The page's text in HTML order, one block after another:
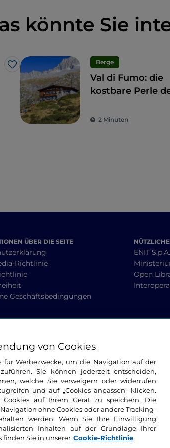
könnte Sie
Like
Berge
Val di Fumo: die
kostbare Perle
Trentino
2 Minuten
ÜBER DIE SEITE
Richtlinie
Geschäftsbedingungen
ENIT S.p.A.
Open
von Cookies
für Werbezwecke, um die Navigation auf der
Sie können jederzeit entscheiden,
welche Sie verweigern oder widerrufen
und auf „Cookies anpassen“ klicken.
auf Ihrem Gerät zu speichern. Die
ohne Cookies oder andere Tracking-
werden. Wenn Sie Ihre Einwilligung
Inhalten auf der Grundlage Ihrer
finden Sie in unserer Cookie-Richtlinie